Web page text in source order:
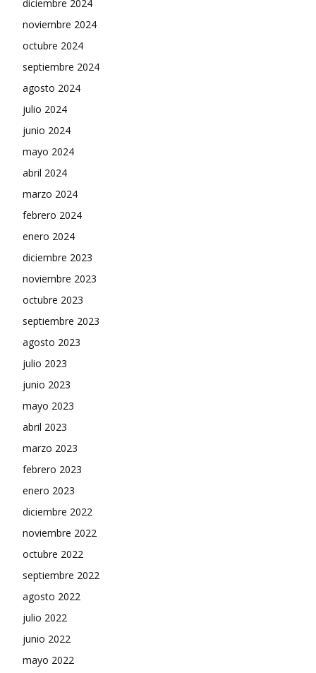
diciembre 2024
noviembre 2024
octubre 2024
septiembre 2024
agosto 2024
julio 2024
junio 2024
mayo 2024
abril 2024
marzo 2024
febrero 2024
enero 2024
diciembre 2023
noviembre 2023
octubre 2023
septiembre 2023
agosto 2023
julio 2023
junio 2023
mayo 2023
abril 2023
marzo 2023
febrero 2023
enero 2023
diciembre 2022
noviembre 2022
octubre 2022
septiembre 2022
agosto 2022
julio 2022
junio 2022
mayo 2022